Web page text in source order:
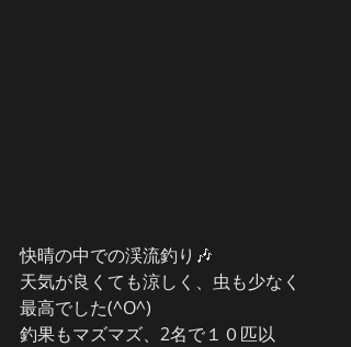
快晴の中での渓流釣り🎶
天気が良くても涼しく、虫も少なく
最高でした(^O^)
釣果もマズマズ、2名で１０匹以